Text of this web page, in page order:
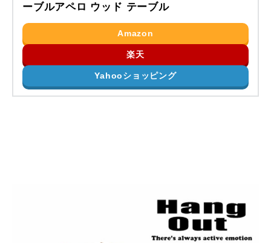
ーブルアペロ ウッド テーブル
Amazon
楽天
Yahooショッピング